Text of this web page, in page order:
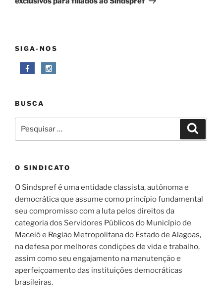
SIGA-NOS
BUSCA
por:
O SINDICATO
O Sindspref é uma entidade classista, autônoma e
democrática que assume como princípio fundamental
seu compromisso com a luta pelos direitos da
categoria dos Servidores Públicos do Município de
Maceió e Região Metropolitana do Estado de Alagoas,
na defesa por melhores condições de vida e trabalho,
assim como seu engajamento na manutenção e
aperfeiçoamento das instituições democráticas
brasileiras.